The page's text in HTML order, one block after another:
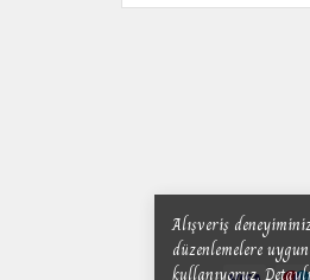
Alışveriş
düzenlemelere
kullanıyoruz.